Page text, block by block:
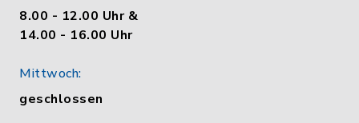
8.00 - 12.00 Uhr &
14.00 - 16.00 Uhr
Mittwoch:
geschlossen